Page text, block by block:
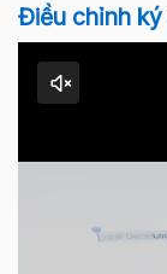
Điều chỉnh ký